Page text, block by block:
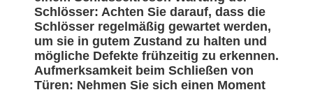
Schlösser: Achten Sie darauf, dass die
Schlösser regelmäßig gewartet werden,
um sie in gutem Zustand zu halten und
mögliche Defekte frühzeitig zu erkennen.
Aufmerksamkeit beim Schließen von
Türen: Nehmen Sie sich einen Moment